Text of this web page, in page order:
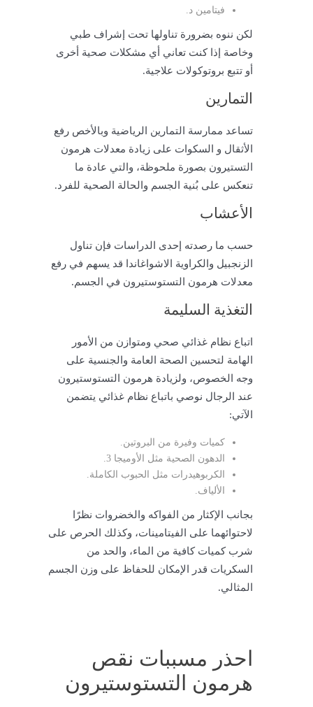
فيتامين د.
لكن ننوه بضرورة تناولها تحت إشراف طبي
وخاصة إذا كنت تعاني أي مشكلات صحية أخرى
أو تتبع بروتوكولات علاجية.
التمارين
تساعد ممارسة التمارين الرياضية وبالأخص رفع
الأثقال و السكوات على زيادة معدلات هرمون
التستيرون بصورة ملحوظة، والتي عادة ما
تنعكس على بُنية الجسم والحالة الصحية للفرد.
الأعشاب
حسب ما رصدته إحدى الدراسات فإن تناول
الزنجبيل والكراوية الاشواغاندا قد يسهم في رفع
معدلات هرمون التستوستيرون في الجسم.
التغذية السليمة
اتباع نظام غذائي صحي ومتوازن من الأمور
الهامة لتحسين الصحة العامة والجنسية على
وجه الخصوص، ولزيادة هرمون التستوستيرون
عند الرجال نوصي باتباع نظام غذائي يتضمن
الآتي:
كميات وفيرة من البروتين.
الدهون الصحية مثل الأوميجا 3.
الكربوهيدرات مثل الحبوب الكاملة.
الألياف.
بجانب الإكثار من الفواكه والخضروات نظرًا
لاحتوائهما على الفيتامينات، وكذلك الحرص على
شرب كميات كافية من الماء، والحد من
السكريات قدر الإمكان للحفاظ على وزن الجسم
المثالي.
احذر مسببات نقص
هرمون التستوستيرون